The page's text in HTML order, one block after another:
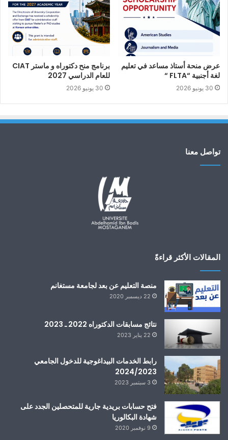
عرض منحة أستاذ مساعد في تعليم
لغة أجنبية “FLTA “
30 يونيو 2026
برنامج منح دكتوراه و ماستر CIAT
للعام الدراسي 2027
30 يونيو 2026
تواصل معنا
المقالات الأكثر قراءةً
منصة التعليم عن بعد لجامعة مستغانم
22 ديسمبر 2020
نتائج مسابقات الدكتوراه 2022 ـ 2023
22 يناير 2023
رابط الخدمات البيداغوجية للدخول الجامعي
2024/2023
3 سبتمبر 2023
فتح حسابات بريدية جارية للمتحصلين الجدد على
شهادة البكالوريا
9 نوفمبر 2020